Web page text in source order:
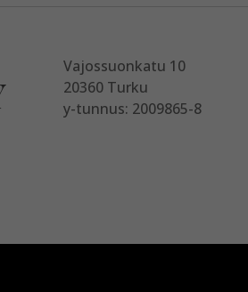
Vajossuonkatu 10
20360 Turku
y-tunnus: 2009865-8